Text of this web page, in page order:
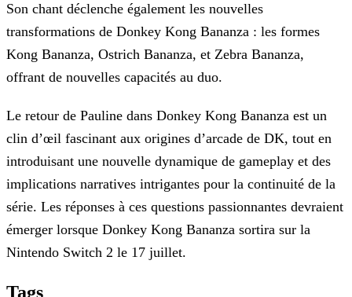
Son chant déclenche également les nouvelles
transformations de Donkey Kong Bananza : les formes
Kong Bananza, Ostrich Bananza, et Zebra Bananza,
offrant de nouvelles capacités au duo.
Le retour de Pauline dans Donkey Kong Bananza est un
clin d’œil fascinant aux origines d’arcade de DK, tout en
introduisant une nouvelle dynamique de gameplay et des
implications narratives intrigantes pour la continuité de la
série. Les réponses à ces questions passionnantes devraient
émerger lorsque Donkey Kong Bananza sortira sur la
Nintendo Switch 2 le 17 juillet.
Tags